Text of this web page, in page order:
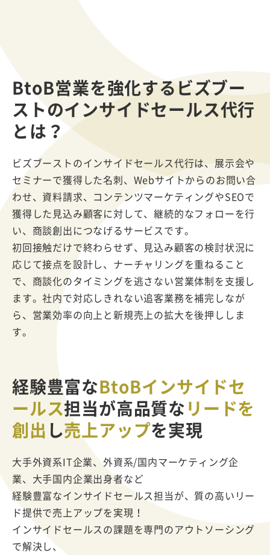
BtoB営業を強化するビズブー
ストのインサイドセールス代行
とは？
ビズブーストのインサイドセールス代行は、展示会や
セミナーで獲得した名刺、Webサイトからのお問い合
わせ、資料請求、コンテンツマーケティングやSEOで
獲得した見込み顧客に対して、継続的なフォローを行
い、商談創出につなげるサービスです。
初回接触だけで終わらせず、見込み顧客の検討状況に
応じて接点を設計し、ナーチャリングを重ねること
で、商談化のタイミングを逃さない営業体制を支援し
ます。社内で対応しきれない追客業務を補完しなが
ら、営業効率の向上と新規売上の拡大を後押ししま
す。
経験豊富なBtoBインサイドセ
ールス担当が高品質なリードを
創出 し売上アップを実現
大手外資系IT企業、外資系/国内マーケティング企
業、大手国内企業出身者など
経験豊富なインサイドセールス担当が、質の高いリー
ド提供で売上アップを実現！
インサイドセールスの課題を専門のアウトソーシング
で解決し、